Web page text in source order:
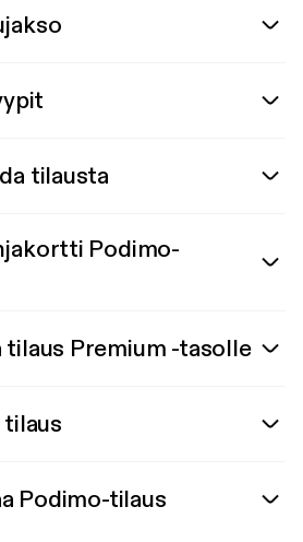
tilausta
Podimo-
Premium -tasolle
Podimo-tilaus